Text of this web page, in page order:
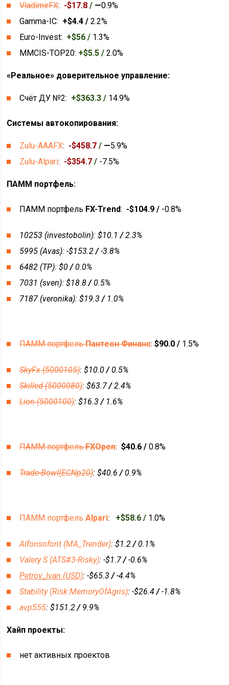
VladimirFX: -$17.8 / —0.9%
Gamma-IC: +$4.4 /2.2%
Euro-Invest: +$56 / 1.3%
MMCIS-TOP20: +$5.5 /2.0%
«Реальное» доверительное управление:
Счёт ДУ №2: +$363.3 / 14.9%
Системы автокопирования:
Zulu-AAAFX: -$458.7 / —5.9%
Zulu-Alpari: -$354.7 / -7.5%
ПАММ портфель:
ПАММ портфель FX-Trend: -$104.9 / -0.8%
10253 (investobolin): $10.1 /2.3%
5995 (Avas):-$153.2/-3.8%
6482 (TP): $0/0.0%
7031 (sven): $18.8/0.5%
7187 (veronika):$19.3/ 1.0%
ПАММ портфельПантеон Финанс:$90.0 / 1.5%
SkyFx (5000105):$10.0/0.5%
Skilled (5000080):$63.7/2.4%
Lion (5000100):$16.3/ 1.6%
ПАММ портфельFXOpen:$40.6 /0.8%
Trade-Bowl(ECNp20):$40.6 /0.9%
ПАММ портфельAlpari: +$58.6 / 1.0%
Alfonsofont (MA_Trender):$1.2/0.1%
Valery S (ATS#3-Risky):-$1.7/-0.6%
Petrov_Ivan (USD):-$65.3/-4.4%
Stability (Risk:MemoryOfAgris):-$26.4/-1.8%
avp555:$151.2/ 9.9%
Хайп проекты:
нет активных проектов